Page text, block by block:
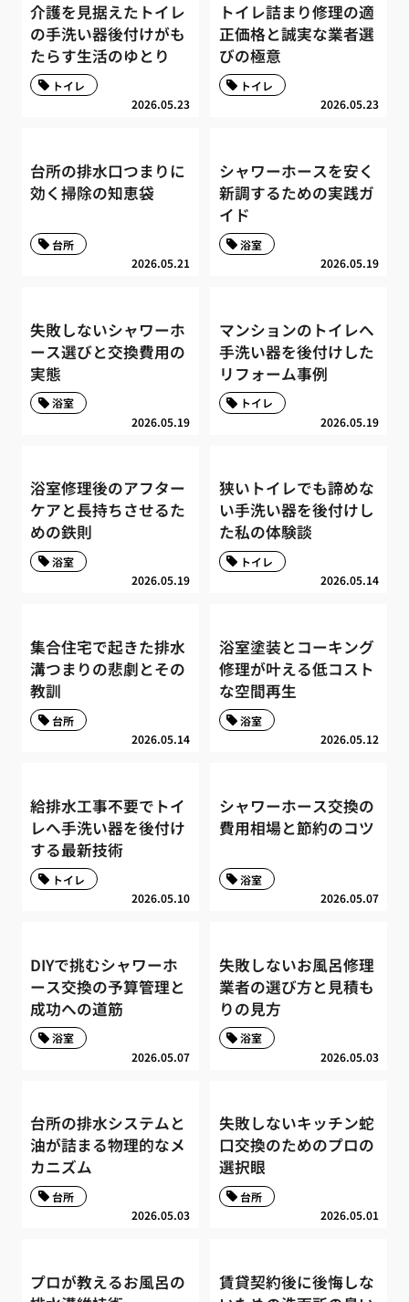
介護を見据えたトイレ
の手洗い器後付けがも
たらす生活のゆとり
2026.05.23
トイレ
トイレ詰まり修理の適
正価格と誠実な業者選
びの極意
2026.05.23
トイレ
台所の排水口つまりに
効く掃除の知恵袋
2026.05.21
台所
シャワーホースを安く
新調するための実践ガ
イド
2026.05.19
浴室
失敗しないシャワーホ
ース選びと交換費用の
実態
2026.05.19
浴室
マンションのトイレへ
手洗い器を後付けした
リフォーム事例
2026.05.19
トイレ
浴室修理後のアフター
ケアと長持ちさせるた
めの鉄則
2026.05.19
浴室
狭いトイレでも諦めな
い手洗い器を後付けし
た私の体験談
2026.05.14
トイレ
集合住宅で起きた排水
溝つまりの悲劇とその
教訓
2026.05.14
台所
浴室塗装とコーキング
修理が叶える低コスト
な空間再生
2026.05.12
浴室
給排水工事不要でトイ
レへ手洗い器を後付け
する最新技術
2026.05.10
トイレ
シャワーホース交換の
費用相場と節約のコツ
2026.05.07
浴室
DIYで挑むシャワーホ
ース交換の予算管理と
成功への道筋
2026.05.07
浴室
失敗しないお風呂修理
業者の選び方と見積も
りの見方
2026.05.03
浴室
台所の排水システムと
油が詰まる物理的なメ
カニズム
2026.05.03
台所
失敗しないキッチン蛇
口交換のためのプロの
選択眼
2026.05.01
台所
プロが教えるお風呂の
賃貸契約後に後悔しな